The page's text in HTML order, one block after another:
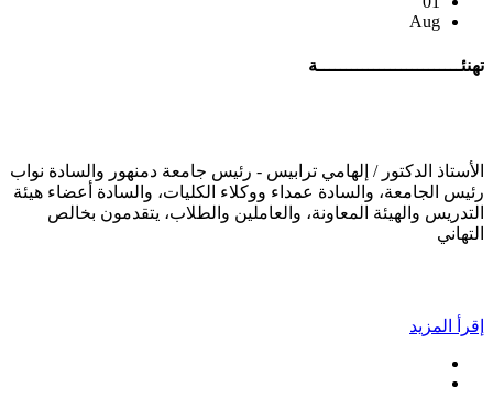
Aug
تهنئــــــــــــــــــــــــــة
الأستاذ الدكتور / إلهامي ترابيس - رئيس جامعة دمنهور والسادة نواب
رئيس الجامعة، والسادة عمداء ووكلاء الكليات، والسادة أعضاء هيئة
التدريس والهيئة المعاونة، والعاملين والطلاب، يتقدمون بخالص
التهاني
إقرأ المزيد